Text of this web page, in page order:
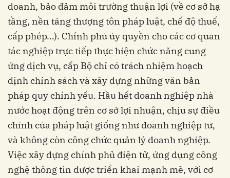
doanh, bảo đảm môi trường thuận lợi (về cơ sở hạ
tầng, nền tảng thượng tôn pháp luật, chế độ thuế,
cấp phép…). Chính phủ ủy quyền cho các cơ quan
tác nghiệp trực tiếp thực hiện chức năng cung
ứng dịch vụ, cấp Bộ chỉ có trách nhiệm hoạch
định chính sách và xây dựng những văn bản
pháp quy chính yếu. Hầu hết doanh nghiệp nhà
nước hoạt động trên cơ sở lợi nhuận, chịu sự điều
chỉnh của pháp luật giống như doanh nghiệp tư,
và không còn công chức quản lý doanh nghiệp.
Việc xây dựng chính phủ điện tử, ứng dụng công
nghệ thông tin được triển khai mạnh mẽ, với cơ